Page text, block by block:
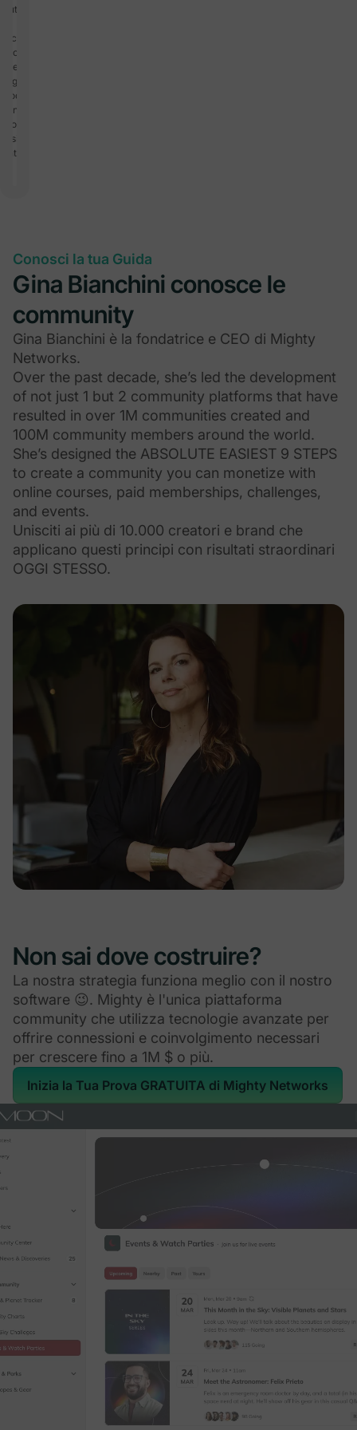
the
guides
in
Conosci la tua Guida
Gina Bianchini conosce le
community
Gina Bianchini è la fondatrice e CEO di Mighty
Networks.
Over the past decade, she’s led the development
of not just 1 but 2 community platforms that have
resulted in over 1M communities created and
100M community members around the world.
She’s designed the ABSOLUTE EASIEST 9 STEPS
to create a community you can monetize with
online courses, paid memberships, challenges,
and events.
Unisciti ai più di 10.000 creatori e brand che
applicano questi principi con risultati straordinari
OGGI STESSO.
Non sai dove costruire?
La nostra strategia funziona meglio con il nostro
software 😉. Mighty è l'unica piattaforma
community che utilizza tecnologie avanzate per
offrire connessioni e coinvolgimento necessari
per crescere fino a 1M $ o più.
Inizia la Tua Prova GRATUITA di Mighty Networks